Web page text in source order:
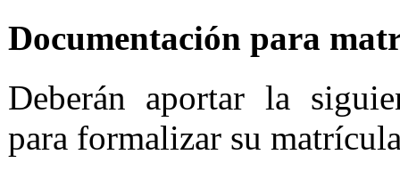
Documentación para
Deberán aportar la
para formalizar su